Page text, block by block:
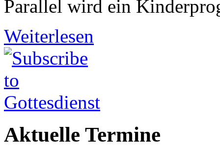
Parallel wird ein
Weiterlesen
Aktuelle Termine